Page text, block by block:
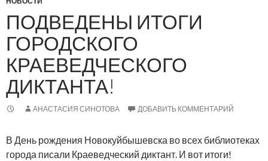
ПОДВЕДЕНЫ ИТОГИ
ГОРОДСКОГО
КРАЕВЕДЧЕСКОГО
ДИКТАНТА!
АНАСТАСИЯ СИНОТОВА ДОБАВИТЬ КОММЕНТАРИЙ
В День рождения Новокуйбышевска во всех библиотеках
города писали Краеведческий диктант. И вот итоги!